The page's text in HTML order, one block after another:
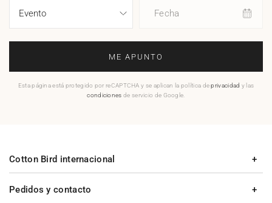
Fecha
ME APUNTO
Esta página está protegido por reCAPTCHA y se aplican la política deprivacidad y las
condiciones de servicio de Google.
Pedidos y contacto
Cotton Bird internacional